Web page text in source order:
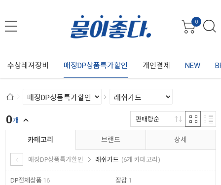
0
수상레져장비 매장DP상품특가할인 개인결제 NEW
카테고리
매장DP상품특가할인 래쉬가드 (6개 카테고리)
DP전체상품 16
장갑 1
브랜드 상세
0개 판매량순